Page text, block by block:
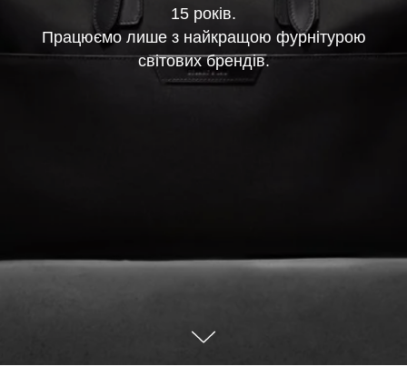
15 років.
Працюємо лише з найкращою фурнітурою
світових брендів.